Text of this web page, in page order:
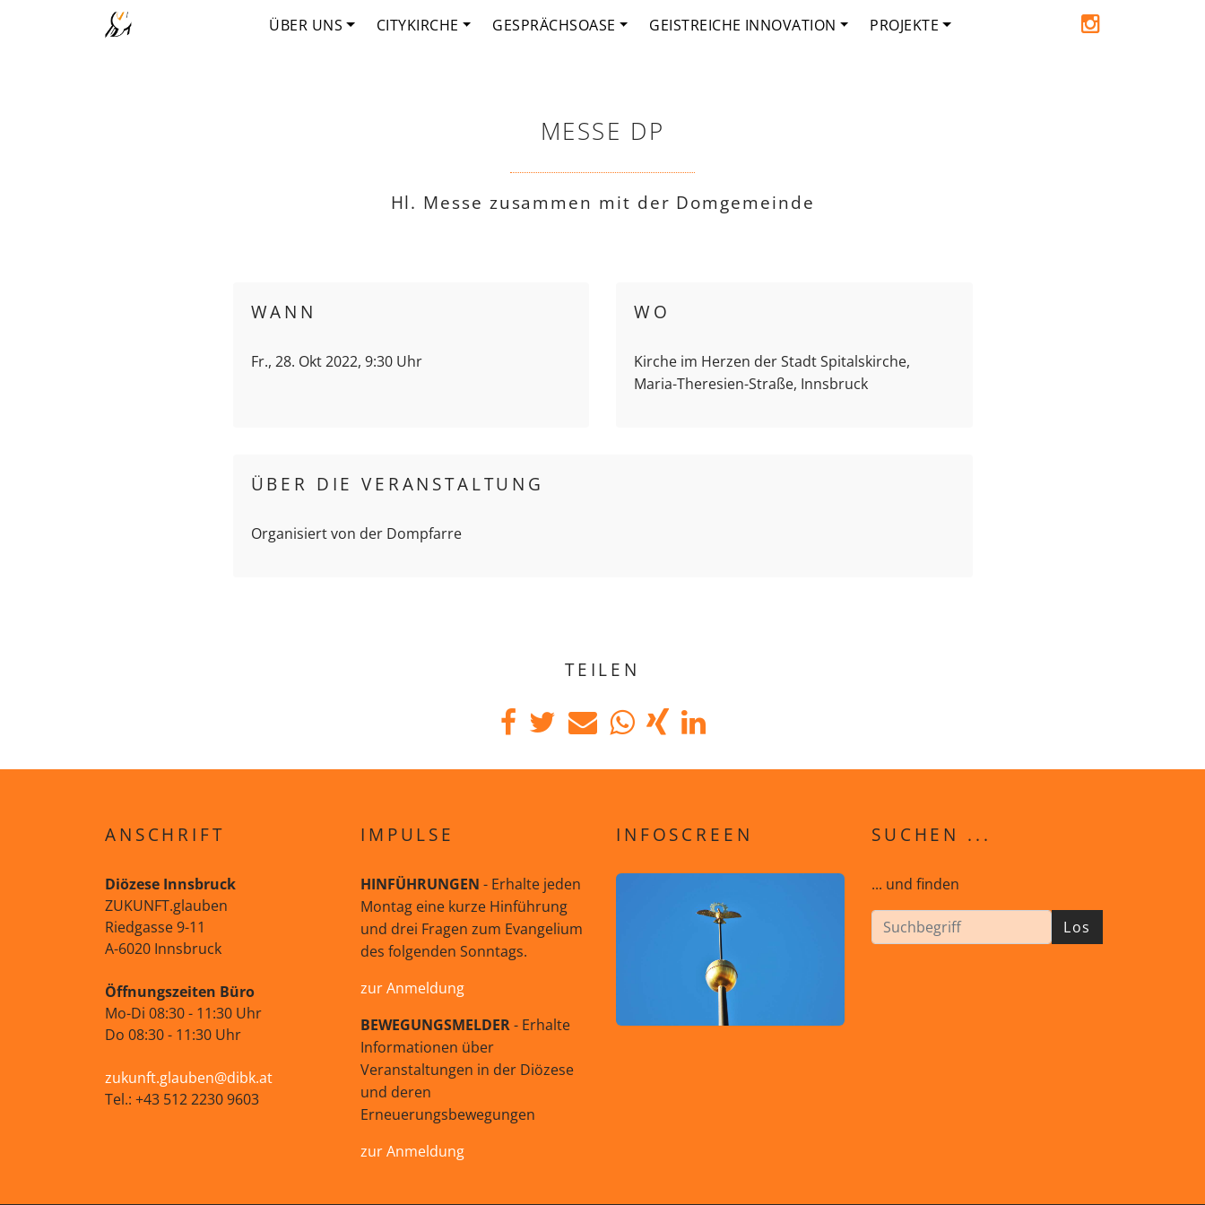
ÜBER UNS CITYKIRCHE GESPRÄCHSOASE GEISTREICHE INNOVATION PROJEKTE
MESSE DP
Hl. Messe zusammen mit der Domgemeinde
WANN
Fr., 28. Okt 2022, 9:30 Uhr
WO
Kirche im Herzen der Stadt Spitalskirche,
Maria-Theresien-Straße, Innsbruck
ÜBER DIE VERANSTALTUNG
Organisiert von der Dompfarre
TEILEN
ANSCHRIFT
Diözese Innsbruck
ZUKUNFT.glauben
Riedgasse 9-11
A-6020 Innsbruck
Öffnungszeiten Büro
Mo-Di 08:30 - 11:30 Uhr
Do 08:30 - 11:30 Uhr
zukunft.glauben@dibk.at
Tel.: +43 512 2230 9603
IMPULSE
HINFÜHRUNGEN - Erhalte jeden
Montag eine kurze Hinführung
und drei Fragen zum Evangelium
des folgenden Sonntags.
zur Anmeldung
BEWEGUNGSMELDER- Erhalte
Informationen über
Veranstaltungen in der Diözese
und deren
Erneuerungsbewegungen
zur Anmeldung
INFOSCREEN SUCHEN ...
... und finden
Los